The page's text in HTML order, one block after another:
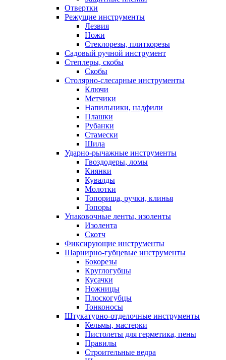
Отвертки
Режущие инструменты
Лезвия
Ножи
Стеклорезы, плиткорезы
Садовый ручной инструмент
Степлеры, скобы
Скобы
Столярно-слесарные инструменты
Ключи
Метчики
Напильники, надфили
Плашки
Рубанки
Стамески
Шила
Ударно-рычажные инструменты
Гвоздодеры, ломы
Киянки
Кувалды
Молотки
Топорища, ручки, клинья
Топоры
Упаковочные ленты, изоленты
Изолента
Скотч
Фиксирующие инструменты
Шарнирно-губцевые инструменты
Бокорезы
Круглогубцы
Кусачки
Ножницы
Плоскогубцы
Тонконосы
Штукатурно-отделочные инструменты
Кельмы, мастерки
Пистолеты для герметика, пены
Правилы
Строительные ведра